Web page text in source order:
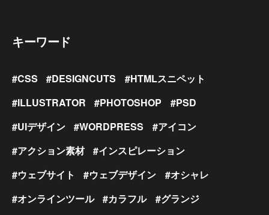
キーワード
CSS DESIGNCUTS
HTMLスニペット
ILLUSTRATOR
PHOTOSHOP
PSD
UIデザイン
WORDPRESS
アイコン
アクション素材
インスピレーション
ウェブサイト
ウェブデザイン
オシャレ
オンラインツール
カラフル
グランジ